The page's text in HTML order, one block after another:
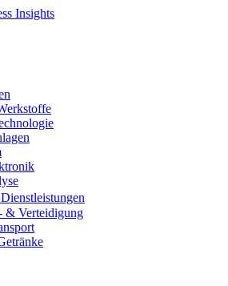
& Verteidigung